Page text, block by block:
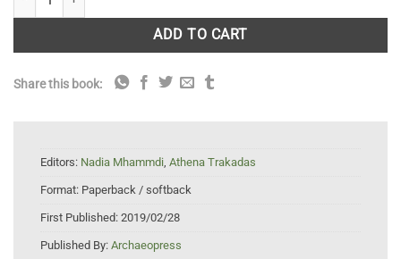
ADD TO CART
Share this book:
Editors: Nadia Mhammdi, Athena Trakadas
Format: Paperback / softback
First Published: 2019/02/28
Published By: Archaeopress